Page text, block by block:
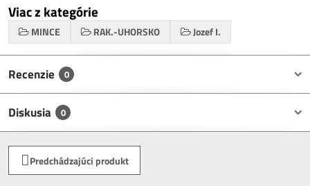
Viac z kategórie
MINCE RAK.-UHORSKO Jozef I.
Recenzie 0
Diskusia 0
Predchádzajúci produkt